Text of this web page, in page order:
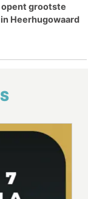
opent grootste
Heerhugowaard